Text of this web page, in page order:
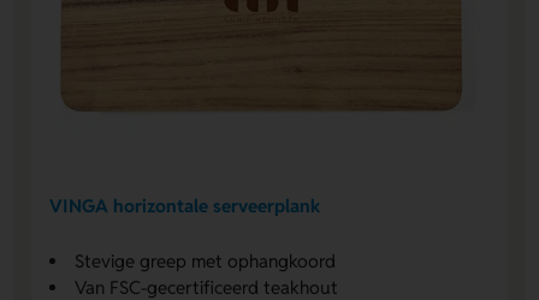
VINGA horizontale serveerplank
Stevige greep met ophangkoord
Van FSC-gecertificeerd teakhout